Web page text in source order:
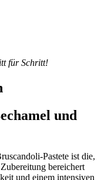
für Schritt!
und
Pastete ist die,
bereichert
und einem intensiven